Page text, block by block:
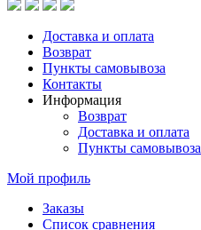
Доставка и оплата
Возврат
Пункты самовывоза
Контакты
Информация
Возврат
Доставка и оплата
Пункты самовывоза
Мой профиль
Заказы
Список сравнения